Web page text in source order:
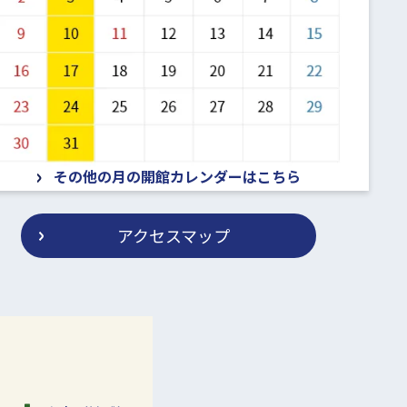
その他の月の開館カレンダーはこちら
アクセスマップ